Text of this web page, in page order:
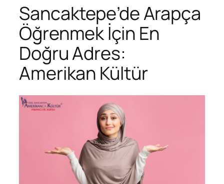
Sancaktepe’de Arapça
Öğrenmek İçin En
Doğru Adres:
Amerikan Kültür